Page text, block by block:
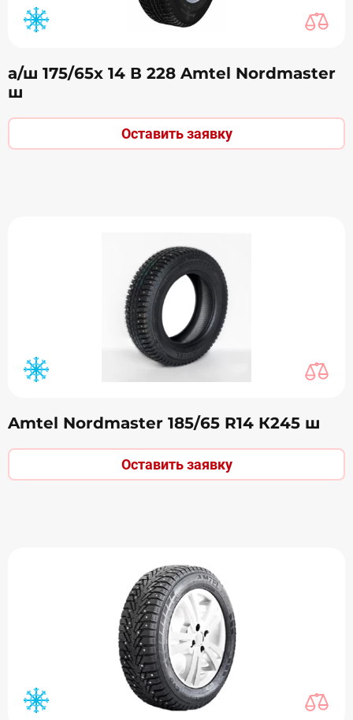
а/ш 175/65х 14 В 228 Amtel Nordmaster
ш
Оставить заявку
Amtel Nordmaster 185/65 R14 К245 ш
Оставить заявку